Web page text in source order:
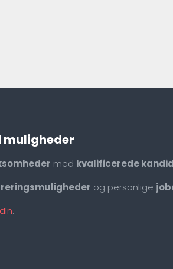
muligheder
med kvalificerede
og personlige
.